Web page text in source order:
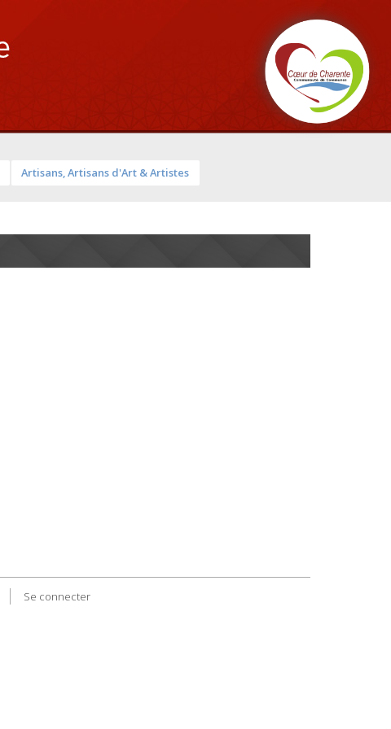
Artisans, Artisans d'Art & Artistes
Se connecter